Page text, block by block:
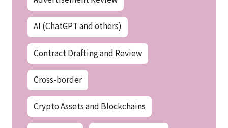
AI (ChatGPT and others)
Contract Drafting and Review
Cross-border
Crypto Assets and Blockchains